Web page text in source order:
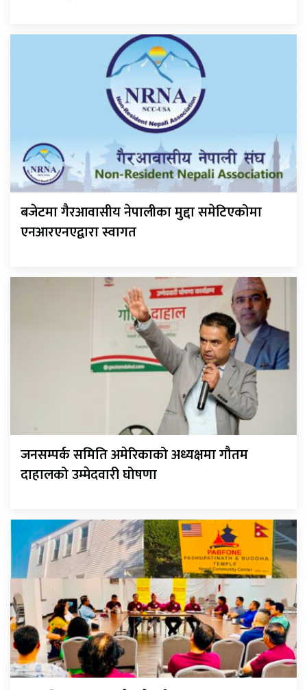
बजेटमा गैरआवासीय नेपालीका मुद्दा समेटिएकोमा
एनआरएनएद्वारा स्वागत
जनसम्पर्क समिति अमेरिकाको अध्यक्षमा गौतम
दाहालको उम्मेदवारी घोषणा